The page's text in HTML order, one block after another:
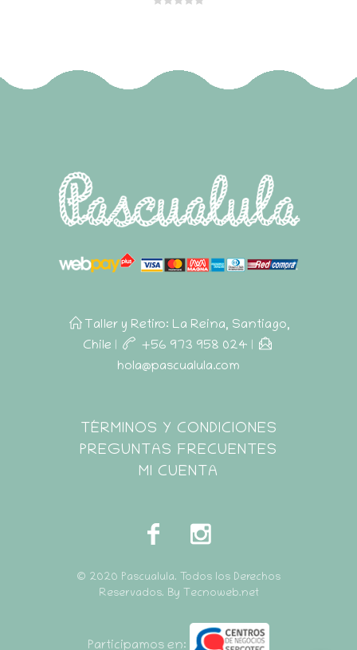
Taller y Retiro: La Reina, Santiago,
Chile | +56 973 958 024 |
hola@pascualula.com
Pascualula
TÉRMINOS Y CONDICIONES
PREGUNTAS FRECUENTES
MI CUENTA
© 2020 Pascualula. Todos los Derechos
Reservados. By Tecnoweb.net
Participamos en: